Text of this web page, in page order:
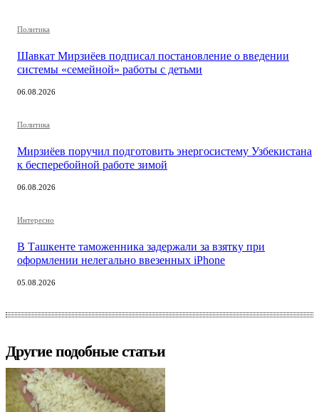
Политика
Шавкат Мирзиёев подписал постановление о введении
системы «семейной» работы с детьми
06.08.2026
Политика
Мирзиёев поручил подготовить энергосистему Узбекистана
к бесперебойной работе зимой
06.08.2026
Интересно
В Ташкенте таможенника задержали за взятку при
оформлении нелегально ввезенных iPhone
05.08.2026
Другие подобные статьи